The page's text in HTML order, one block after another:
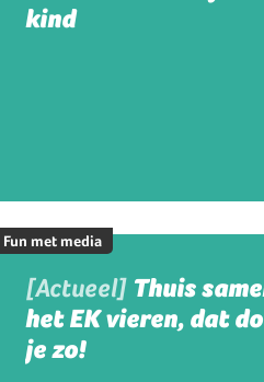
kind
Fun met media
[Actueel] Thuis
het EK vieren, dat
je zo!